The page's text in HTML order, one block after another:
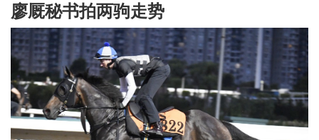
廖厩秘书拍两驹走势